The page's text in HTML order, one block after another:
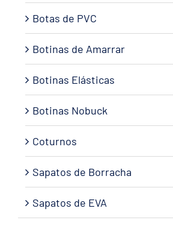
Botas de PVC
Botinas de Amarrar
Botinas Elásticas
Botinas Nobuck
Coturnos
Sapatos de Borracha
Sapatos de EVA